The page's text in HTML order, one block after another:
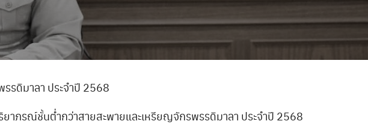
รดิมาลา ประจำปี 2568
าภรณ์ชั้นต่ำกว่าสายสะพายและเหรียญจักรพรรดิมาลา ประจำปี 2568